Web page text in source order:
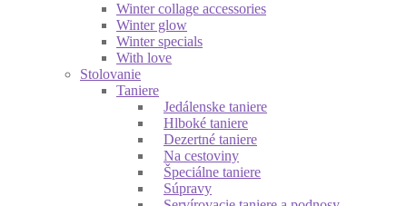
Winter collage accessories
Winter glow
Winter specials
With love
Stolovanie
Taniere
Jedálenske taniere
Hlboké taniere
Dezertné taniere
Na cestoviny
Špeciálne taniere
Súpravy